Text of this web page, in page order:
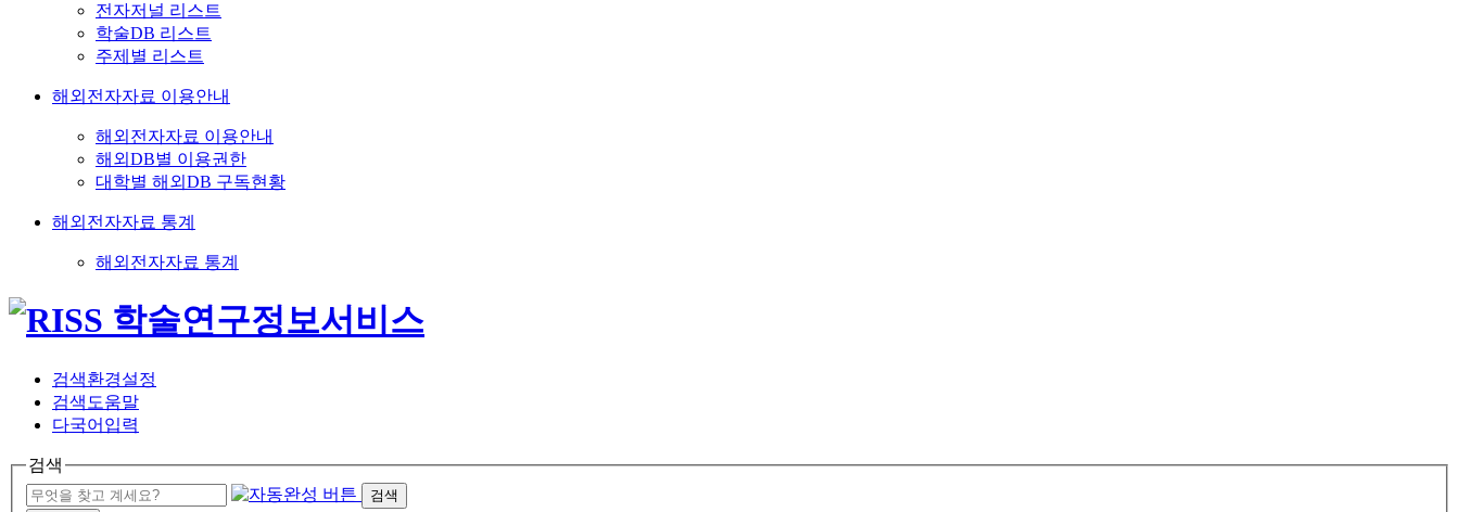
전자저널 리스트
학술DB 리스트
주제별 리스트
해외전자자료 이용안내
해외전자자료 이용안내
해외DB별 이용권한
대학별 해외DB 구독현황
해외전자자료 통계
해외전자자료 통계
검색환경설정
검색도움말
다국어입력
검색
검색